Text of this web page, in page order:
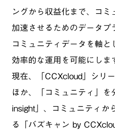
ングから収益化まで、コミ
加速させるためのデータプ
コミュニティデータを軸と
効率的な運用を可能にしま
現在、「CCXcloud」シリ
ほか、「コミュニティ」を
insight」、コミュニティか
る「バズキャン by